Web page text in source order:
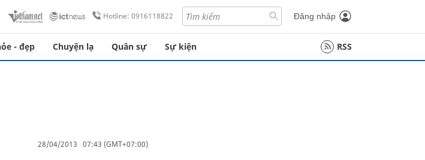
Hotline: 0916118822 Đăng nhập
- đẹp Chuyện lạ Quân sự Sự kiện RSS
28/04/2013 07:43 (GMT+07:00)